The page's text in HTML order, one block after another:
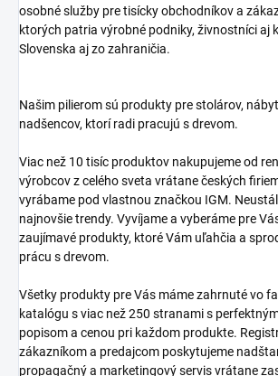
osobné služby pre tisícky obchodníkov a
ktorých patria výrobné podniky, živnostníci aj
Slovenska aj zo zahraničia.
Našim pilierom sú produkty pre stolárov,
nadšencov, ktorí radi pracujú s drevom.
Viac než 10 tisíc produktov nakupujeme od
výrobcov z celého sveta vrátane českých
vyrábame pod vlastnou značkou IGM.
najnovšie trendy. Vyvíjame a vyberáme pre
zaujímavé produkty, ktoré Vám uľahčia a
prácu s drevom.
Všetky produkty pre Vás máme zahrnuté vo
katalógu s viac než 250 stranami s
popisom a cenou pri každom produkte.
zákazníkom a predajcom poskytujeme
propagačný a marketingový servis vrátane